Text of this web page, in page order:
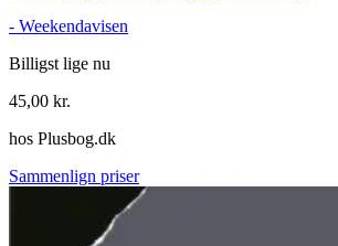
- Weekendavisen
Billigst lige nu
45,00 kr.
hos Plusbog.dk
Sammenlign priser